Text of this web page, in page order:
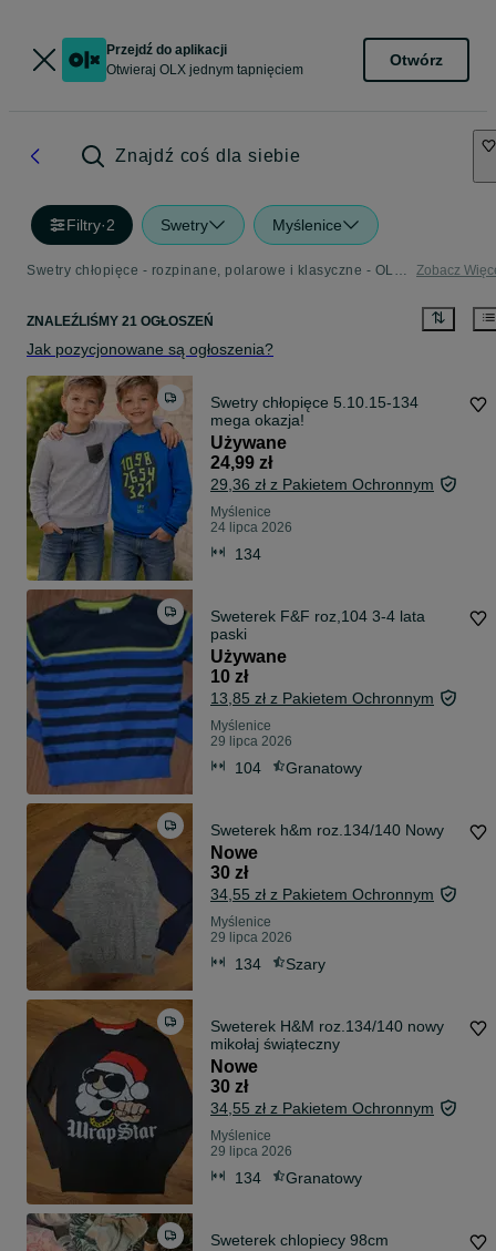
Przejdź do aplikacji
Otwieraj OLX jednym tapnięciem
Otwórz
Znajdź coś dla siebie
Filtry·2 Swetry Myślenice
Swetry chłopięce - rozpinane, polarowe i klasyczne - OLX.pl Zobacz
ZNALEŹLIŚMY 21 OGŁOSZEŃ
Jak pozycjonowane są ogłoszenia?
Swetry chłopięce 5.10.15-134
mega okazja!
Używane
24,99 zł
29,36 zł z Pakietem Ochronnym
Myślenice
24 lipca 2026
134
Sweterek F&F roz,104 3-4 lata
paski
Używane
10 zł
13,85 zł z Pakietem Ochronnym
Myślenice
29 lipca 2026
104 Granatowy
Sweterek h&m roz.134/140 Nowy
Nowe
30 zł
34,55 zł z Pakietem Ochronnym
Myślenice
29 lipca 2026
134 Szary
Sweterek H&M roz.134/140 nowy
mikołaj świąteczny
Nowe
30 zł
34,55 zł z Pakietem Ochronnym
Myślenice
29 lipca 2026
134 Granatowy
Sweterek chlopiecy 98cm